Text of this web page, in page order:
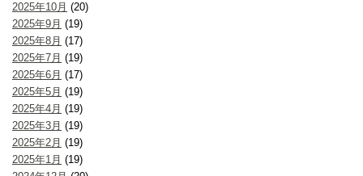
2025年10月 (20)
2025年9月 (19)
2025年8月 (17)
2025年7月 (19)
2025年6月 (17)
2025年5月 (19)
2025年4月 (19)
2025年3月 (19)
2025年2月 (19)
2025年1月 (19)